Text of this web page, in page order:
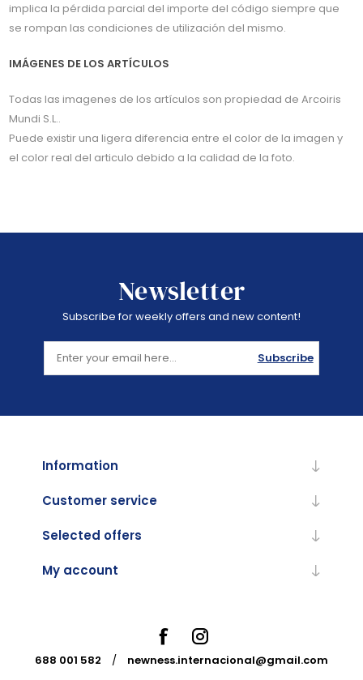
implica la pérdida parcial del importe del código siempre que
se rompan las condiciones de utilización del mismo.
IMÁGENES DE LOS ARTÍCULOS
Todas las imagenes de los artículos son propiedad de Arcoiris
Mundi S.L..
Puede existir una ligera diferencia entre el color de la imagen y
el color real del articulo debido a la calidad de la foto.
Newsletter
Subscribe for weekly offers and new content!
Subscribe
Information
Customer service
Selected offers
My account
688 001 582 / newness.internacional@gmail.com